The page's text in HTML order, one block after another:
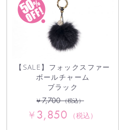
【SALE】フォックスファー
ボールチャーム
ブラック
¥7,700 （税込）
¥3,850 （税込）